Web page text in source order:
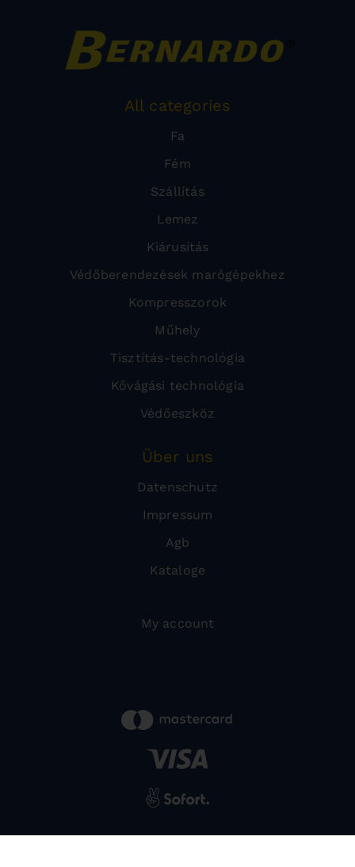
All categories
Fa
Fém
Szállítás
Lemez
Kiárusítás
Védőberendezések marógépekhez
Kompresszorok
Műhely
Tisztítás-technológia
Kővágási technológia
Védőeszköz
Über uns
Datenschutz
Impressum
Agb
Kataloge
My account